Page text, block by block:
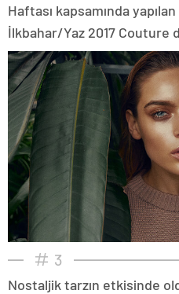
Haftası kapsamında
İlkbahar/Yaz 2017 Couture
3
Nostaljik tarzın etkisinde